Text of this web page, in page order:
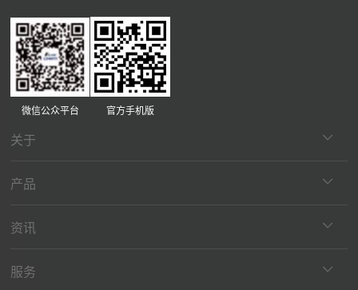
微信公众平台 官方手机版
关于
产品
资讯
服务